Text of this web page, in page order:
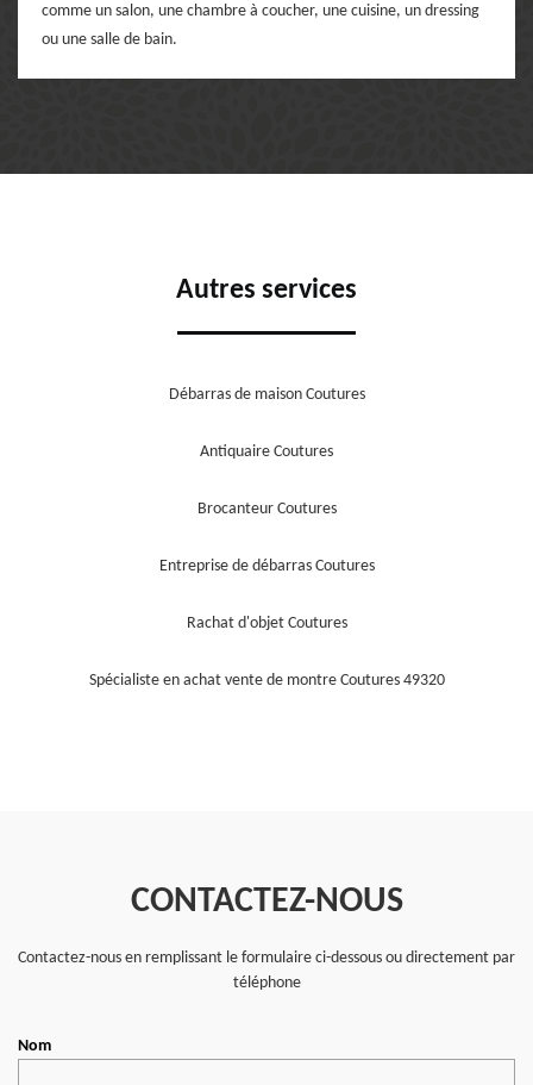
comme un salon, une chambre à coucher, une cuisine, un dressing
ou une salle de bain.
Autres services
Débarras de maison Coutures
Antiquaire Coutures
Brocanteur Coutures
Entreprise de débarras Coutures
Rachat d'objet Coutures
Spécialiste en achat vente de montre Coutures 49320
CONTACTEZ-NOUS
Contactez-nous en remplissant le formulaire ci-dessous ou directement par
téléphone
Nom